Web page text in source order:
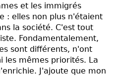
et les immigrés
: elles non plus n'étaient
la société. C'est tout
Fondamentalement,
sont différents, n'ont
les mêmes priorités. La
J'ajoute que mon